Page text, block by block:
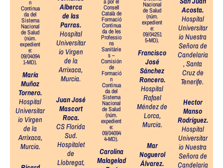
n
Continua
da del
Sistema
Nacional
de Salud
(núm.
expedient
e:
09/04094
1-MD).
María
Muñoz
Tornero.
Hospital
Universitar
io Virgen
de la
Arrixaca,
Murcia.
Alberca
de las
Parras.
Hospital
Universitar
io Virgen
de la
Arrixaca,
Murcia.
Juan José
Mascort
Roca.
CS Florida
Sud.
Hospitalet
de
Llobregat,
Consell
Català de
Formació
Continua
da de les
Professio
ns
Sanitàrie
s –
Comisión
de
Formació
n
Continua
da del
Sistema
Nacional
de Salud
(núm.
expedient
e:
09/04094
4-MD).
Carolina
Malagelad
Nacional
de Salud
(núm.
expedient
e:
09/04251
5-MD).
Francisco
José
Sánchez
Roncero.
Hospital
Rafael
Méndez de
Lorca,
Murcia.
Mar
Noguerol
Álvarez.
Acosta.
Hospital
Universitar
io Nuestra
Señora de
Candelaria
, Santa
Cruz de
Tenerife.
Hector
Manso
Rodríguez.
Hospital
Universitar
io Nuestra
Señora de
Candelaria